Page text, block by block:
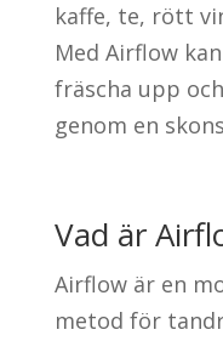
kaffe, te, rött
Med Airflow
fräscha upp
genom en
Vad är
Airflow är en
metod för